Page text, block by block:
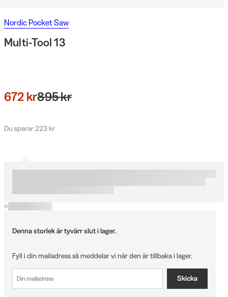
Nordic Pocket Saw
Multi-Tool 13
672 kr895 kr
Du sparar 223 kr
Denna storlek är tyvärr slut i lager.
Fyll i din mailadress så meddelar vi när den är tillbaka i lager.
Skicka